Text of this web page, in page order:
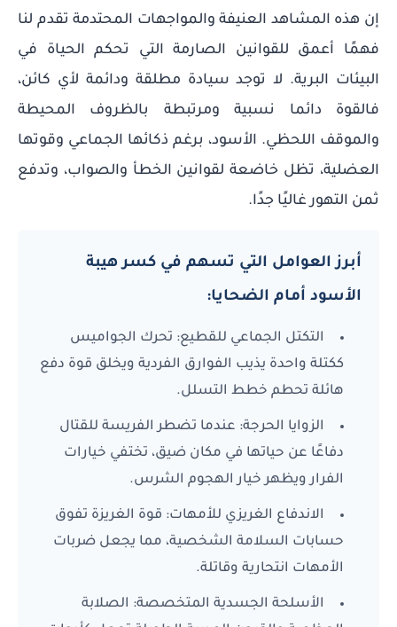
إن هذه المشاهد العنيفة والمواجهات المحتدمة تقدم لنا
فهمًا أعمق للقوانين الصارمة التي تحكم الحياة في
البيئات البرية. لا توجد سيادة مطلقة ودائمة لأي كائن،
فالقوة دائما نسبية ومرتبطة بالظروف المحيطة
والموقف اللحظي. الأسود، برغم ذكائها الجماعي وقوتها
العضلية، تظل خاضعة لقوانين الخطأ والصواب، وتدفع
ثمن التهور غاليًا جدًا.
أبرز العوامل التي تسهم في كسر هيبة
الأسود أمام الضحايا:
التكتل الجماعي للقطيع: تحرك الجواميس
ككتلة واحدة يذيب الفوارق الفردية ويخلق قوة دفع
هائلة تحطم خطط التسلل.
الزوايا الحرجة: عندما تضطر الفريسة للقتال
دفاعًا عن حياتها في مكان ضيق، تختفي خيارات
الفرار ويظهر خيار الهجوم الشرس.
الاندفاع الغريزي للأمهات: قوة الغريزة تفوق
حسابات السلامة الشخصية، مما يجعل ضربات
الأمهات انتحارية وقاتلة.
الأسلحة الجسدية المتخصصة: الصلابة